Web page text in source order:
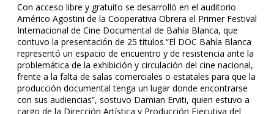
Con acceso libre y gratuito se desarrolló en el auditorio
Américo Agostini de la Cooperativa Obrera el Primer Festival
Internacional de Cine Documental de Bahía Blanca, que
contuvo la presentación de 25 títulos.“El DOC Bahía Blanca
representó un espacio de encuentro y de resistencia ante la
problemática de la exhibición y circulación del cine nacional,
frente a la falta de salas comerciales o estatales para que la
producción documental tenga un lugar donde encontrarse
con sus audiencias”, sostuvo Damian Erviti, quien estuvo a
cargo de la Dirección Artística y Producción Ejecutiva del